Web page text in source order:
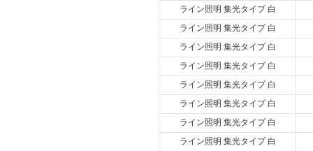
ライン照明 集光タイプ 白
ライン照明 集光タイプ 白
ライン照明 集光タイプ 白
ライン照明 集光タイプ 白
ライン照明 集光タイプ 白
ライン照明 集光タイプ 白
ライン照明 集光タイプ 白
ライン照明 集光タイプ 白